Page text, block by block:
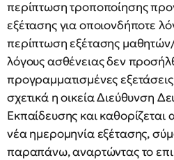
περίπτωση τροποποίησης
εξέτασης για οποιονδήποτε
περίπτωση εξέτασης
λόγους ασθένειας δεν
προγραμματισμένες
σχετικά η οικεία Διεύθυνση
Εκπαίδευσης και καθορίζεται
νέα ημερομηνία εξέτασης,
παραπάνω, αναρτώντας το